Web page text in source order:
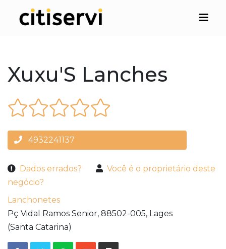
Xuxu'S Lanches
4932241137
Dados errados?
Você é o proprietário deste
negócio?
Lanchonetes
Pç Vidal Ramos Senior, 88502-005, Lages
(Santa Catarina)